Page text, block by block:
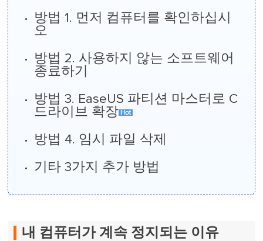
방법 1. 먼저 컴퓨터를 확인하십시
오
방법 2. 사용하지 않는 소프트웨어
종료하기
방법 3. EaseUS 파티션 마스터로 C
드라이브 확장
방법 4. 임시 파일 삭제
기타 3가지 추가 방법
내 컴퓨터가 계속 정지되는 이유